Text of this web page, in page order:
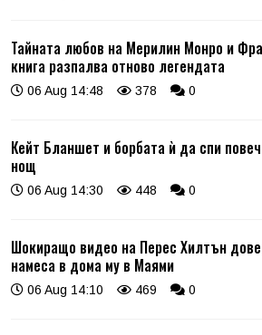
Тайната любов на Мерилин Монро и
книга разпалва отново легендата
06 Aug 14:48 378 0
Кейт Бланшет и борбата ѝ да спи
нощ
06 Aug 14:30 448 0
Шокиращо видео на Перес Хилтън
намеса в дома му в Маями
06 Aug 14:10 469 0